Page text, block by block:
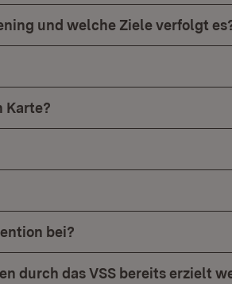
und welche Ziele verfolgt
Karte?
bei?
durch das VSS bereits erzielt